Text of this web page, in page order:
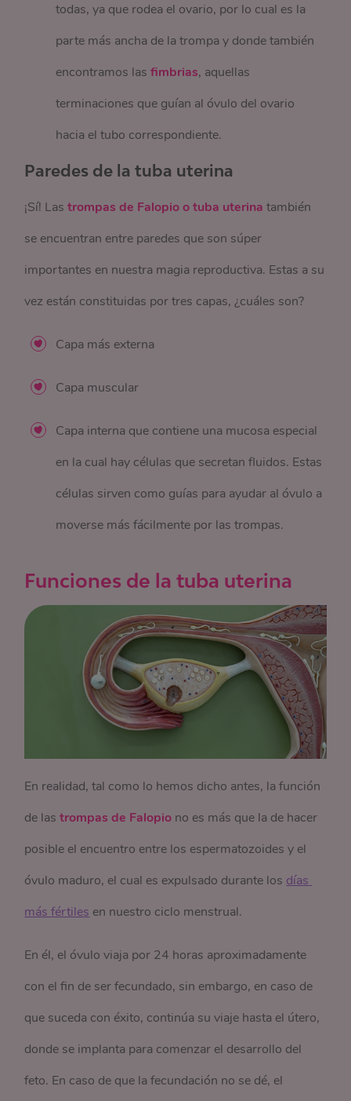
todas, ya que rodea el ovario, por lo cual es la
parte más ancha de la trompa y donde también
encontramos lasfimbrias, aquellas
terminaciones que guían al óvulo del ovario
hacia el tubo correspondiente.
Paredes de la tuba uterina
¡Sí! Lastrompas de Falopio o tuba uterina también
se encuentran entre paredes que son súper
importantes en nuestra magia reproductiva. Estas a su
vez están constituidas por tres capas, ¿cuáles son?
Capa más externa
Capa muscular
Capa interna que contiene una mucosa especial
en la cual hay células que secretan fluidos. Estas
células sirven como guías para ayudar al óvulo a
moverse más fácilmente por las trompas.
Funciones de la tuba uterina
En realidad, tal como lo hemos dicho antes, la función
de las trompas de Falopio no es más que la de hacer
posible el encuentro entre los espermatozoides y el
óvulo maduro, el cual es expulsado durante los días
más fértiles en nuestro ciclo menstrual.
En él, el óvulo viaja por 24 horas aproximadamente
con el fin de ser fecundado, sin embargo, en caso de
que suceda con éxito, continúa su viaje hasta el útero,
donde se implanta para comenzar el desarrollo del
feto. En caso de que la fecundación no se dé, el